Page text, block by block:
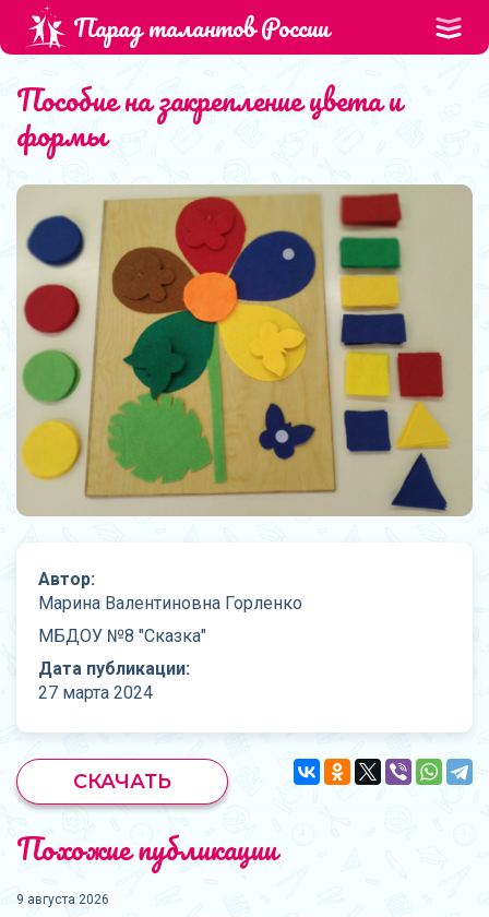
Парад талантов России
Пособие на закрепление цвета и
формы
Автор:
Марина Валентиновна Горленко
МБДОУ №8 "Сказка"
Дата публикации:
27 марта 2024
СКАЧАТЬ
Похожие публикации
9 августа 2026